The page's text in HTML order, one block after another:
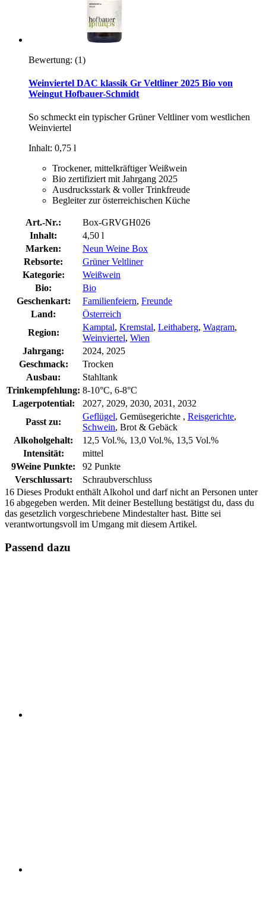
Bewertung: (1)
Weinviertel DAC klassik Gr Veltliner 2025 Bio von
Weingut Hofbauer-Schmidt
So schmeckt ein typischer Grüner Veltliner vom westlichen
Weinviertel
Inhalt: 0,75 l
Trockener, mittelkräftiger Weißwein
Bio zertifiziert mit Jahrgang 2025
Ausdrucksstark & voller Trinkfreude
Begleiter zur österreichischen Küche
Art.-Nr.:
Box-GRVGH026
Inhalt:
4,50 l
Marken:
Neun Weine Box
Rebsorte:
Grüner Veltliner
Kategorie:
Weißwein
Bio:
Bio
Geschenkart:
Familienfeiern, Freunde
Land:
Österreich
Region:
Kamptal, Kremstal, Leithaberg, Wagram,
Weinviertel, Wien
Jahrgang:
2024, 2025
Geschmack:
Trocken
Ausbau:
Stahltank
Trinkempfehlung: 8-10°C, 6-8°C
Lagerpotential:
2027, 2029, 2030, 2031, 2032
Passt zu:
Geflügel, Gemüsegerichte , Reisgerichte,
Schwein, Brot & Gebäck
Alkoholgehalt:
12,5 Vol.%, 13,0 Vol.%, 13,5 Vol.%
Intensität:
mittel
9Weine Punkte:
92 Punkte
Verschlussart:
Schraubverschluss
16 Dieses Produkt enthält Alkohol und darf nicht an Personen unter
16 abgegeben werden. Mit deiner Bestellung bestätigst du, dass du
das gesetzlich vorgeschriebene Mindestalter hast. Bitte sei
verantwortungsvoll im Umgang mit diesem Artikel.
Passend dazu